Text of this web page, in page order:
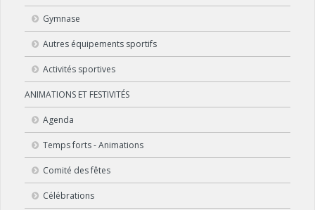
Gymnase
Autres équipements sportifs
Activités sportives
ANIMATIONS ET FESTIVITÉS
Agenda
Temps forts - Animations
Comité des fêtes
Célébrations